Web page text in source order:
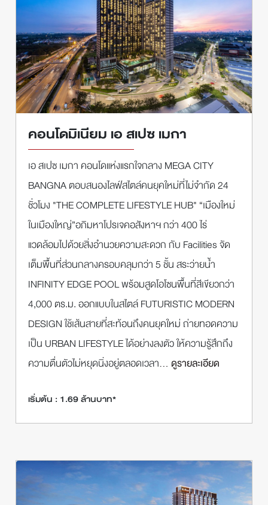
คอนโดมิเนียม เอ สเปซ เมกา
เอ สเปซ เมกา คอนโดแห่งแรกใจกลาง MEGA CITY
BANGNA ตอบสนองไลฟ์สไตล์คนยุคใหม่ที่ไม่จำกัด 24
ชั่วโมง "THE COMPLETE LIFESTYLE HUB" “เมืองใหม่
ในเมืองใหญ่”อภิมหาโปรเจคอสังหาฯ กว่า 400 ไร่
แวดล้อมไปด้วยสิ่งอำนวยความสะดวก กับ Facilities จัด
เต็มพื้นที่ส่วนกลางครอบคลุมกว่า 5 ชั้น สระว่ายน้ำ
INFINITY EDGE POOL พร้อมสูดโอโซนพื้นที่สีเขียวกว่า
4,000 ตร.ม. ออกแบบในสไตล์ FUTURISTIC MODERN
DESIGN ใช้เส้นสายที่สะท้อนถึงคนยุคใหม่ ถ่ายทอดความ
เป็น URBAN LIFESTYLE ได้อย่างลงตัว ให้ความรู้สึกถึง
ความตื่นตัวไม่หยุดนิ่งอยู่ตลอดเวลา... ดูรายละเอียด
เริ่มต้น : 1.69 ล้านบาท*